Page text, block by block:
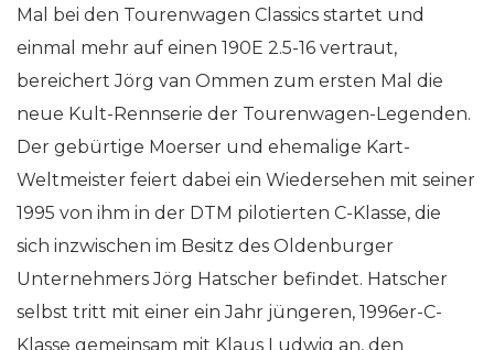
Mal bei den Tourenwagen Classics startet und
einmal mehr auf einen 190E 2.5-16 vertraut,
bereichert Jörg van Ommen zum ersten Mal die
neue Kult-Rennserie der Tourenwagen-Legenden.
Der gebürtige Moerser und ehemalige Kart-
Weltmeister feiert dabei ein Wiedersehen mit seiner
1995 von ihm in der DTM pilotierten C-Klasse, die
sich inzwischen im Besitz des Oldenburger
Unternehmers Jörg Hatscher befindet. Hatscher
selbst tritt mit einer ein Jahr jüngeren, 1996er-C-
Klasse gemeinsam mit Klaus Ludwig an, den